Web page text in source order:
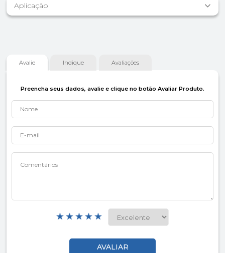
Aplicação
Avalie Indique Avaliações
Preencha seus dados, avalie e clique no botão Avaliar Produto.